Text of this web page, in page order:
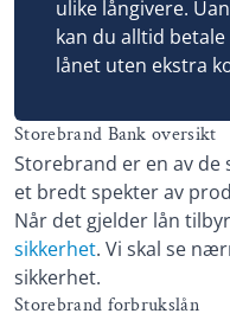
Termingebyr: 30 kr
Effektiv rente: 9,12 –
Les mer om Santander →
ulike långivere.
kan du alltid
lånet uten ekstra
Storebrand Bank oversikt
Storebrand er en av
et bredt spekter av
Når det gjelder lån
sikkerhet. Vi skal se
sikkerhet.
Storebrand forbrukslån